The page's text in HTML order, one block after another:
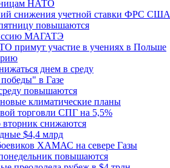
НАТО
снижения учетной ставки ФРС США
повышаются
МАГАТЭ
примут участие в учениях в Польше
днем в среду
в Газе
повышаются
климатические планы
торговли СПГ на 5,5%
снижаются
$4,4 млрд
ХАМАС на севере Газы
повышаются